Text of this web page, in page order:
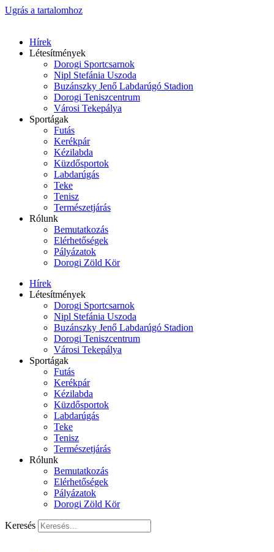
Ugrás a tartalomhoz
Hírek
Létesítmények
Dorogi Sportcsarnok
Nipl Stefánia Uszoda
Buzánszky Jenő Labdarúgó Stadion
Dorogi Teniszcentrum
Városi Tekepálya
Sportágak
Futás
Kerékpár
Kézilabda
Küzdősportok
Labdarúgás
Teke
Tenisz
Természetjárás
Rólunk
Bemutatkozás
Elérhetőségek
Pályázatok
Dorogi Zöld Kör
Hírek
Létesítmények
Dorogi Sportcsarnok
Nipl Stefánia Uszoda
Buzánszky Jenő Labdarúgó Stadion
Dorogi Teniszcentrum
Városi Tekepálya
Sportágak
Futás
Kerékpár
Kézilabda
Küzdősportok
Labdarúgás
Teke
Tenisz
Természetjárás
Rólunk
Bemutatkozás
Elérhetőségek
Pályázatok
Dorogi Zöld Kör
Keresés